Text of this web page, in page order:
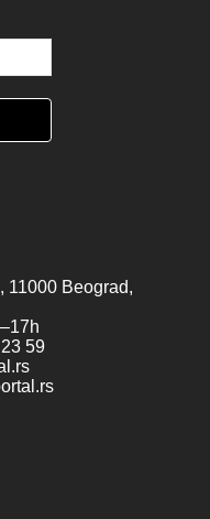
11000 Beograd,
59